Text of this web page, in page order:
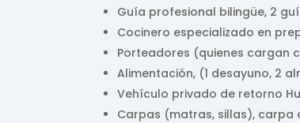
Guía profesional bilingüe, 2
Cocinero especializado en
Porteadores (quienes cargan
Alimentación, (1 desayuno, 2
Vehículo privado de retorno
Carpas (matras, sillas), carpa